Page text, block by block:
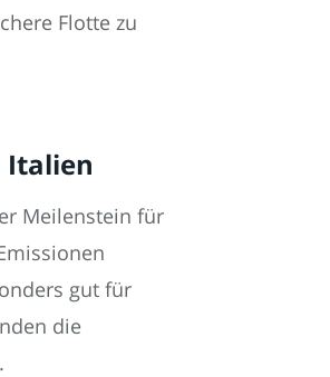
Flotte zu
Italien
Meilenstein für
gut für
die